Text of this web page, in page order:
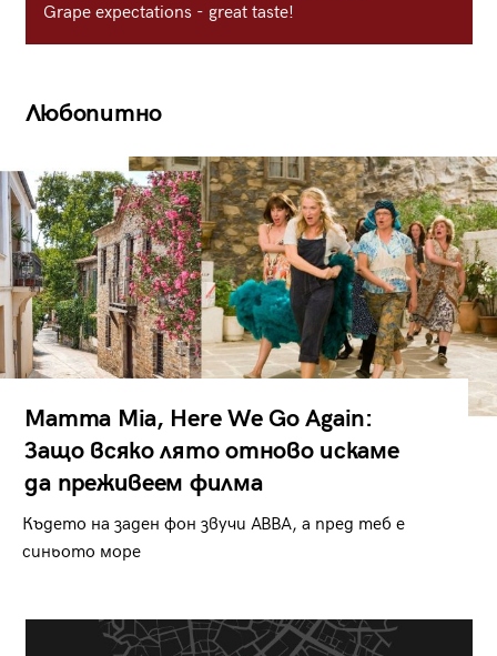
Grape expectations - great taste!
Любопитно
Mamma Mia, Here We Go Again:
Защо всяко лято отново искаме
да преживеем филма
Където на заден фон звучи ABBA, а пред теб е
синьото море